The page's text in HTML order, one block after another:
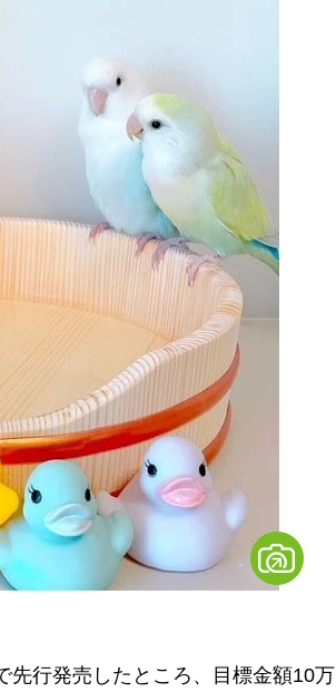
行発売したところ、目標金額10万